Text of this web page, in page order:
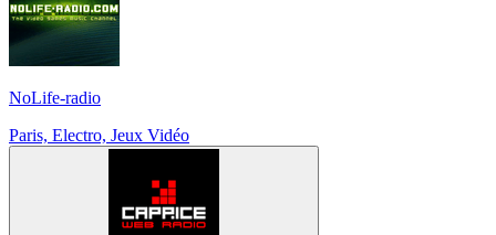
NoLife-radio
Paris, Electro, Jeux Vidéo